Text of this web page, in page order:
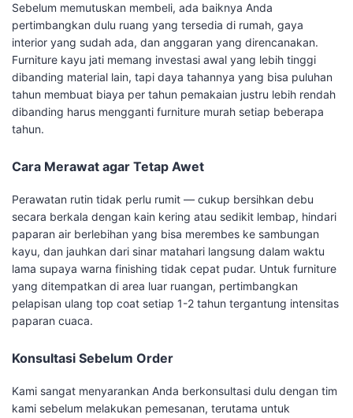
Sebelum memutuskan membeli, ada baiknya Anda
pertimbangkan dulu ruang yang tersedia di rumah, gaya
interior yang sudah ada, dan anggaran yang direncanakan.
Furniture kayu jati memang investasi awal yang lebih tinggi
dibanding material lain, tapi daya tahannya yang bisa puluhan
tahun membuat biaya per tahun pemakaian justru lebih rendah
dibanding harus mengganti furniture murah setiap beberapa
tahun.
Cara Merawat agar Tetap Awet
Perawatan rutin tidak perlu rumit — cukup bersihkan debu
secara berkala dengan kain kering atau sedikit lembap, hindari
paparan air berlebihan yang bisa merembes ke sambungan
kayu, dan jauhkan dari sinar matahari langsung dalam waktu
lama supaya warna finishing tidak cepat pudar. Untuk furniture
yang ditempatkan di area luar ruangan, pertimbangkan
pelapisan ulang top coat setiap 1-2 tahun tergantung intensitas
paparan cuaca.
Konsultasi Sebelum Order
Kami sangat menyarankan Anda berkonsultasi dulu dengan tim
kami sebelum melakukan pemesanan, terutama untuk